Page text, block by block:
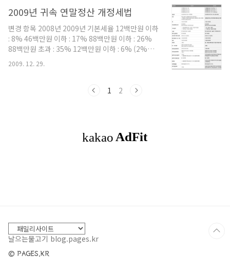
를 제공할 예정이오니 참고하시기 바랍니다!! 출처 :
2009년 귀속 연말정산 개정세법
변경 항목 2008년 2009년 기본세율 12백만원 이하
: 8% 46백만원 이하 : 17% 88백만원 이하 : 26%
88백만원 초과 : 35% 12백만원 이하 : 6% (2%p
↓) 46백만원 이하 : 16% (1%p ↓) 88백만원 이하
: 25% (1%p ↓) 88백만원 초과 : 35% (변동 없음)
500만원 이하 구간 : 80% 공제 기본공제대상자 본
100만원 1인당 150만원 부양가족 연령 요건 20세
이하 남자 60세 이상 / 여자 55세 이상 남녀 모두 60
2009. 12. 29.
1 2
날으는물고기 blog.pages.kr
© PAGES.KR